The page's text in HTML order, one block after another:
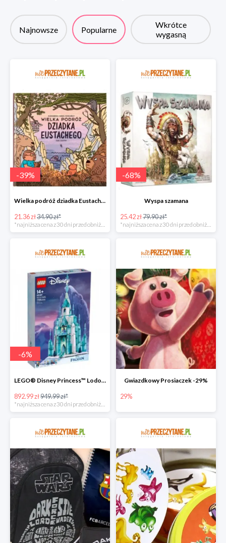
Najnowsze Popularne
Wkrótce
wygasną
-39%
Wielka podróż dziadka Eustachego
21.36 zł34.90 zł*
*najniższa cena z 30 dni przed obniżką
-68%
Wyspa szamana
25.42 zł79.90 zł*
*najniższa cena z 30 dni przed obniżką
-6%
LEGO® Disney Princess™ Lodowy zamek
892.99 zł949.99 zł*
Gwiazdkowy Prosiaczek -29%
29%